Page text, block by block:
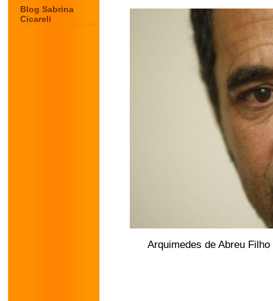
Blog Sabrina
Cicareli
Arquimedes de Abreu Filho